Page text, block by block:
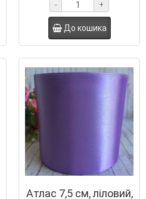
- +
До кошика
Атлас 7,5 см, ліловий,